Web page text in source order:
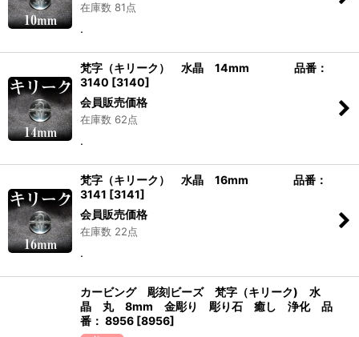
在庫数 81点
.
梵字（キリーク） 水晶 14mm 品番：
3140 [3140]
会員販売価格
在庫数 62点
.
梵字（キリーク） 水晶 16mm 品番：
3141 [3141]
会員販売価格
在庫数 22点
.
カービング 彫刻ビーズ 梵字（キリーク) 水
晶 丸 8mm 金彫り 彫り石 癒し 浄化 品
番： 8956 [8956]